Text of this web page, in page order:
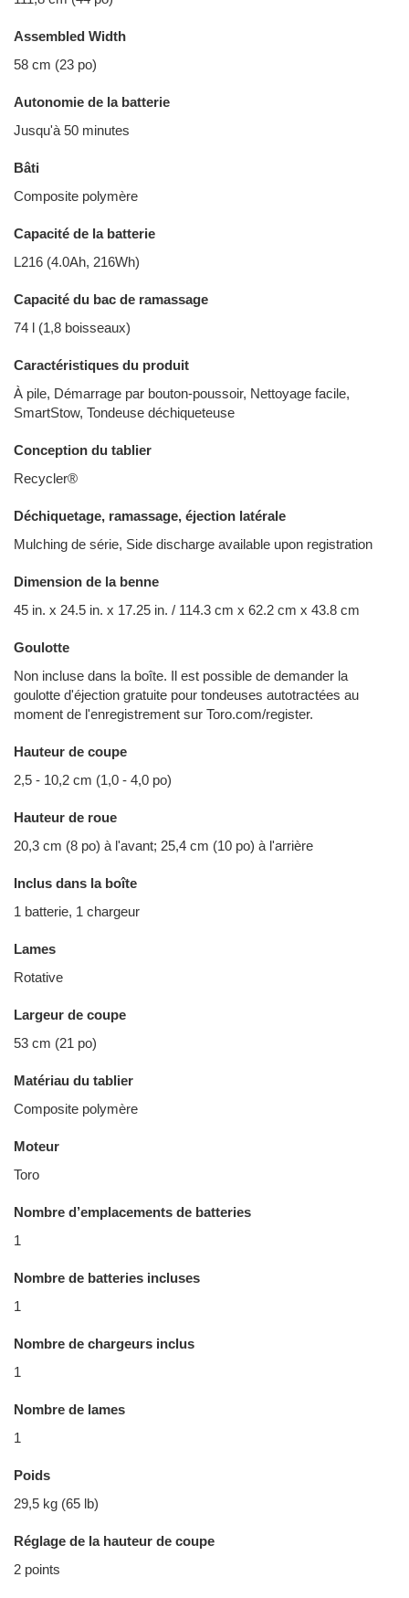
Assembled Width
58 cm (23 po)
Autonomie de la batterie
Jusqu'à 50 minutes
Bâti
Composite polymère
Capacité de la batterie
L216 (4.0Ah, 216Wh)
Capacité du bac de ramassage
74 l (1,8 boisseaux)
Caractéristiques du produit
À pile, Démarrage par bouton-poussoir, Nettoyage facile,
SmartStow, Tondeuse déchiqueteuse
Conception du tablier
Recycler®
Déchiquetage, ramassage, éjection latérale
Mulching de série, Side discharge available upon registration
Dimension de la benne
45 in. x 24.5 in. x 17.25 in. / 114.3 cm x 62.2 cm x 43.8 cm
Goulotte
Non incluse dans la boîte. Il est possible de demander la
goulotte d'éjection gratuite pour tondeuses autotractées au
moment de l'enregistrement sur Toro.com/register.
Hauteur de coupe
2,5 - 10,2 cm (1,0 - 4,0 po)
Hauteur de roue
20,3 cm (8 po) à l'avant; 25,4 cm (10 po) à l'arrière
Inclus dans la boîte
1 batterie, 1 chargeur
Lames
Rotative
Largeur de coupe
53 cm (21 po)
Matériau du tablier
Composite polymère
Moteur
Toro
Nombre d’emplacements de batteries
1
Nombre de batteries incluses
1
Nombre de chargeurs inclus
1
Nombre de lames
1
Poids
29,5 kg (65 lb)
Réglage de la hauteur de coupe
2 points